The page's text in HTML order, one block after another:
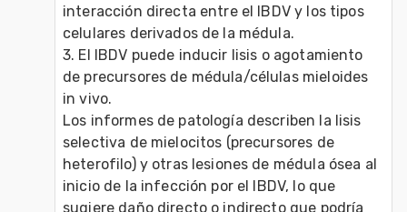
interacción directa entre el IBDV y los tipos
celulares derivados de la médula.
3. El IBDV puede inducir lisis o agotamiento
de precursores de médula/células mieloides
in vivo.
Los informes de patología describen la lisis
selectiva de mielocitos (precursores de
heterofilo) y otras lesiones de médula ósea al
inicio de la infección por el IBDV, lo que
sugiere daño directo o indirecto que podría